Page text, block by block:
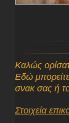
Καλώς
Εδώ
σνακ σας ή
Στοιχεία